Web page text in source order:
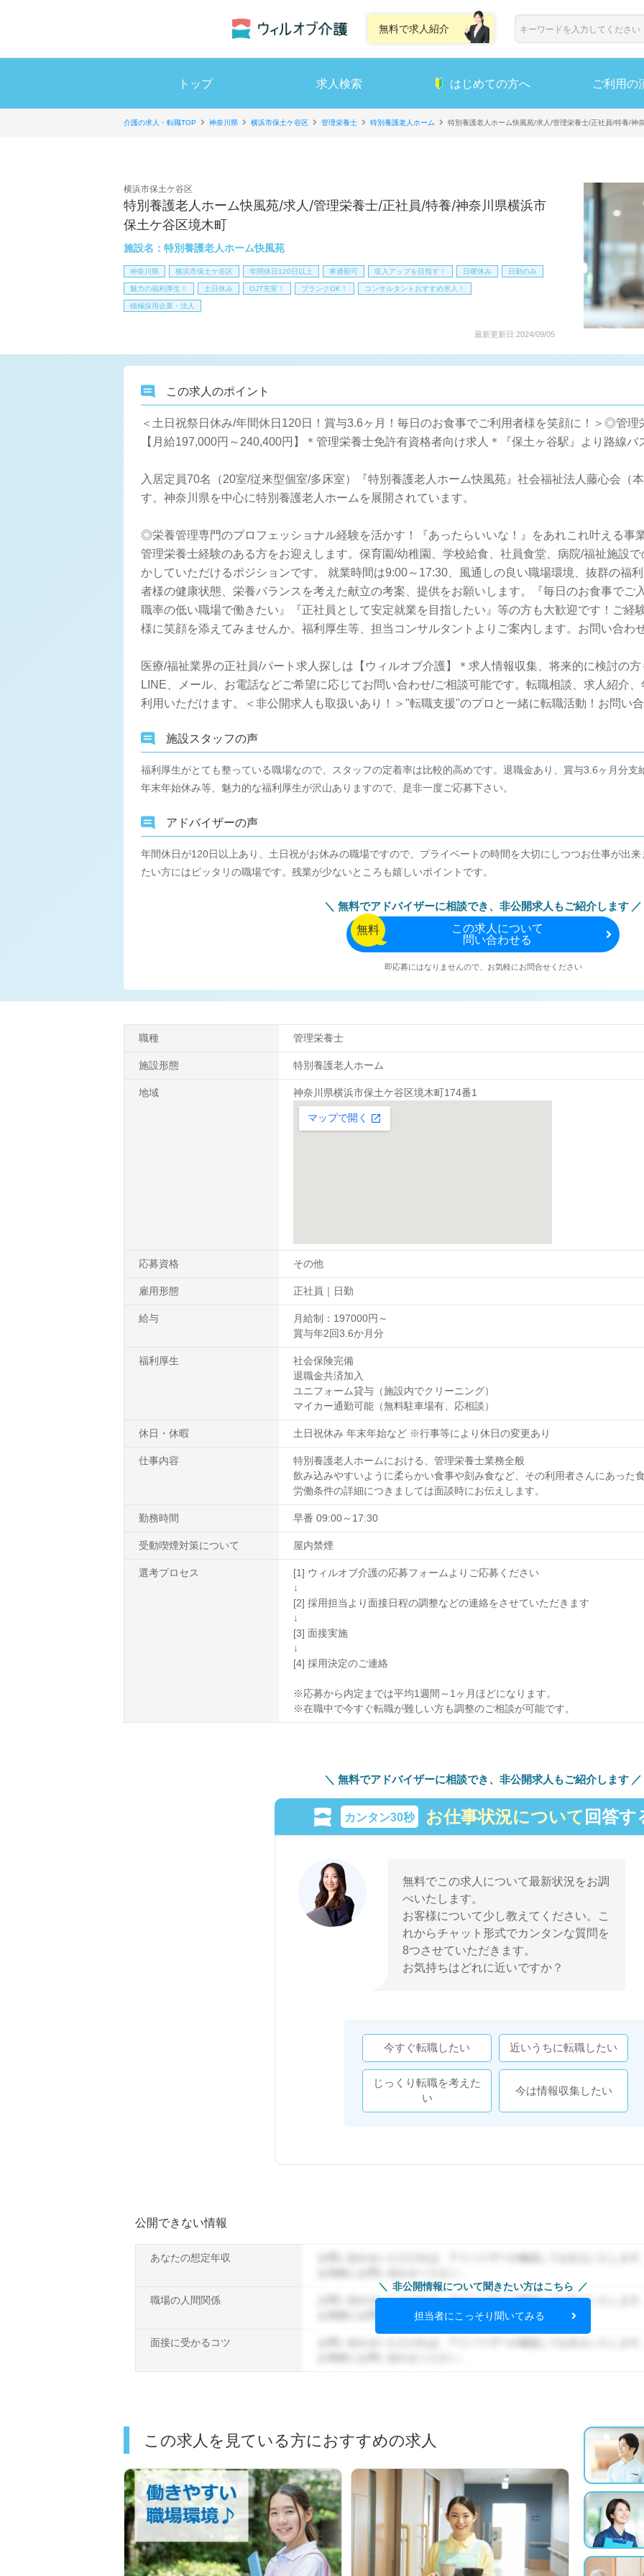
無料で求人紹介
トップ 求人検索 はじめての方へ ご利用の
介護の求人・転職TOP 神奈川県 横浜市保土ケ谷区 管理栄養士 特別養護老人ホーム 特別養護老人ホーム快風苑/求人/管理栄養士/正社員/特養/神
特別養護老人ホーム快風苑/求人/管理栄養士/正社員/特養/神奈川県横浜市
保土ケ谷区境木町
施設名： 特別養護老人ホーム快風苑
横浜市保土ケ谷区
神奈川県 横浜市保土ケ谷区 年間休日120日以上 車通勤可 収入アップを目指す！ 日曜休み 日勤のみ
魅力の福利厚生！ 土日休み OJT充実！ ブランクOK！ コンサルタントおすすめ求人！
積極採用企業・法人
最新更新日:2024/09/05
この求人のポイント
＜土日祝祭日休み/年間休日120日！賞与3.6ヶ月！毎日のお食事でご利用者様を笑顔に！＞◎管
【月給197,000円～240,400円】＊管理栄養士免許有資格者向け求人＊『保土ヶ谷駅』より路線バ
入居定員70名（20室/従来型個室/多床室）『特別養護老人ホーム快風苑』社会福祉法人藤心会（
す。神奈川県を中心に特別養護老人ホームを展開されています。
◎栄養管理専門のプロフェッショナル経験を活かす！『あったらいいな！』をあれこれ叶える事
管理栄養士経験のある方をお迎えします。保育園/幼稚園、学校給食、社員食堂、病院/福祉施設
かしていただけるポジションです。 就業時間は9:00～17:30、風通しの良い職場環境、抜群の福
者様の健康状態、栄養バランスを考えた献立の考案、提供をお願いします。『毎日のお食事でご
職率の低い職場で働きたい』『正社員として安定就業を目指したい』等の方も大歓迎です！ご経
様に笑顔を添えてみませんか。福利厚生等、担当コンサルタントよりご案内します。お問い合わ
医療/福祉業界の正社員/パート求人探しは【ウィルオブ介護】＊求人情報収集、将来的に検討の
LINE、メール、お電話などご希望に応じてお問い合わせ/ご相談可能です。転職相談、求人紹介
利用いただけます。＜非公開求人も取扱いあり！＞"転職支援"のプロと一緒に転職活動！お問い
施設スタッフの声
福利厚生がとても整っている職場なので、スタッフの定着率は比較的高めです。退職金あり、賞与3.6ヶ月分
年末年始休み等、魅力的な福利厚生が沢山ありますので、是非一度ご応募下さい。
アドバイザーの声
年間休日が120日以上あり、土日祝がお休みの職場ですので、プライベートの時間を大切にしつつお仕事が出
たい方にはピッタリの職場です。残業が少ないところも嬉しいポイントです。
無料でアドバイザーに相談でき、 非公開求人もご紹介します
無料
この求人について
問い合わせる
即応募にはなりませんので、お気軽にお問合せください
職種 管理栄養士
施設形態 特別養護老人ホーム
地域 神奈川県横浜市保土ケ谷区境木町174番1
応募資格 その他
雇用形態 正社員｜日勤
給与
月給制：197000円～
賞与年2回3.6か月分
福利厚生
社会保険完備
退職金共済加入
ユニフォーム貸与（施設内でクリーニング）
マイカー通勤可能（無料駐車場有、応相談）
休日・休暇 土日祝休み 年末年始など ※行事等により休日の変更あり
仕事内容
特別養護老人ホームにおける、管理栄養士業務全般
飲み込みやすいように柔らかい食事や刻み食など、その利用者さんにあった
労働条件の詳細につきましては面談時にお伝えします。
勤務時間 早番 09:00～17:30
受動喫煙対策について 屋内禁煙
選考プロセス
[1] ウィルオブ介護の応募フォームよりご応募ください
↓
[2] 採用担当より面接日程の調整などの連絡をさせていただきます
↓
[3] 面接実施
↓
[4] 採用決定のご連絡
※応募から内定までは平均1週間～1ヶ月ほどになります。
※在職中で今すぐ転職が難しい方も調整のご相談が可能です。
無料でアドバイザーに相談でき、 非公開求人もご紹介します
カンタン30秒 お仕事状況について 回答す
無料でこの求人について最新状況をお調
べいたします。
お客様について少し教えてください。こ
れからチャット形式でカンタンな質問を
8つさせていただきます。
お気持ちはどれに近いですか？
今すぐ転職したい 近いうちに転職したい
じっくり転職を考えた
い
今は情報収集したい
公開できない情報
あなたの想定年収
職場の人間関係
お問い合わせいただければ、アドバイザーが確認してお伝えいたします
お気軽にお問い合わせください。
面接に受かるコツ
非公開情報について聞きたい方はこちら
担当者にこっそり聞いてみる
この求人を見ている方におすすめの求人